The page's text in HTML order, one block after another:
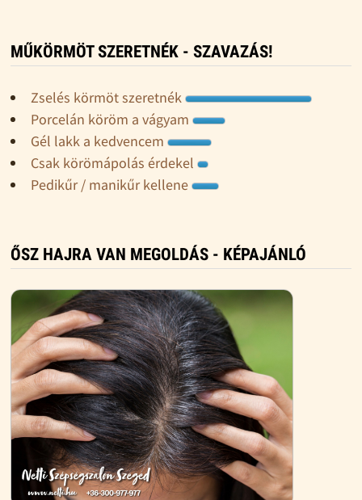
MŰKÖRMÖT SZERETNÉK - SZAVAZÁS!
Zselés körmöt szeretnék
Porcelán köröm a vágyam
Gél lakk a kedvencem
Csak körömápolás érdekel
Pedikűr / manikűr kellene
ŐSZ HAJRA VAN MEGOLDÁS - KÉPAJÁNLÓ